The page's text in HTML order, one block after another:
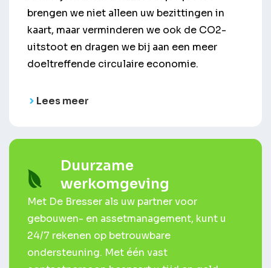
brengen we niet alleen uw bezittingen in
kaart, maar verminderen we ook de CO2-
uitstoot en dragen we bij aan een meer
doeltreffende circulaire economie.
Lees meer
Duurzame
werkomgeving
Met De Bresser als uw partner voor
gebouwen- en assetmanagement, kunt u
24/7 rekenen op betrouwbare
ondersteuning. Met één vast